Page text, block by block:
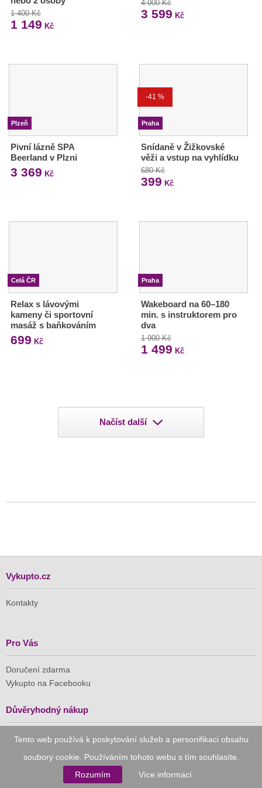
Tento web používá k poskytování služeb a personifikaci obsahu
soubory cookie. Používáním tohoto webu s tím souhlasíte.
Rozumím
Více informací
1 400 Kč
1 149 Kč
4 000 Kč
3 599 Kč
Plzeň
Pivní lázně SPA
Beerland v Plzni
3 369 Kč
-41 %
Praha
Snídaně v Žižkovské
věži a vstup na vyhlídku
680 Kč
399 Kč
Celá ČR
Relax s lávovými
kameny či sportovní
masáž s baňkováním
699 Kč
Praha
Wakeboard na 60–180
min. s instruktorem pro
dva
1 900 Kč
1 499 Kč
Načíst další
Vykupto.cz
Kontakty
Pro Vás
Doručení zdarma
Vykupto na Facebooku
Důvěryhodný nákup
Naše společnost je členem Asociace pro elektronickou